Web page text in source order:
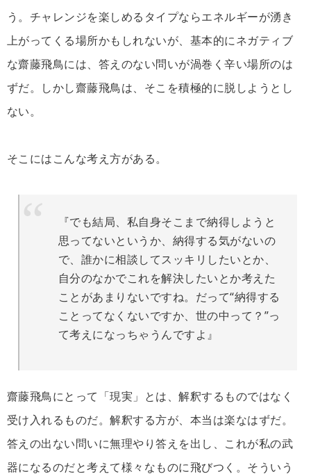
う。チャレンジを楽しめるタイプならエネルギーが湧き
上がってくる場所かもしれないが、基本的にネガティブ
な齋藤飛鳥には、答えのない問いが渦巻く辛い場所のは
ずだ。しかし齋藤飛鳥は、そこを積極的に脱しようとし
ない。
そこにはこんな考え方がある。
『でも結局、私自身そこまで納得しようと
思ってないというか、納得する気がないの
で、誰かに相談してスッキリしたいとか、
自分のなかでこれを解決したいとか考えた
ことがあまりないですね。だって“納得する
ことってなくないですか、世の中って？”っ
て考えになっちゃうんですよ』
齋藤飛鳥にとって「現実」とは、解釈するものではなく
受け入れるものだ。解釈する方が、本当は楽なはずだ。
答えの出ない問いに無理やり答えを出し、これが私の武
器になるのだと考えて様々なものに飛びつく。そういう